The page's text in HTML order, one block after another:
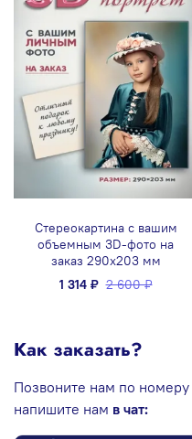
Стереокартина с вашим
объемным 3D-фото на
заказ 290x203 мм
1 314 ₽ 2 600 ₽
Как заказать?
Позвоните нам по номеру
напишите нам в чат: